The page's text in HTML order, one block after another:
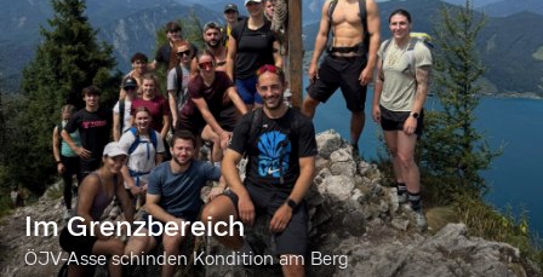
Im Grenzbereich
ÖJV-Asse schinden Kondition am Berg